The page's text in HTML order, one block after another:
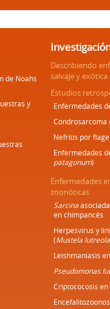
de Noahs
y
Describiendo
salvaje y exótica
Estudios
Enfermedades
Condrosarcoma
Nefritis por
Enfermedades
patagonum)
Enfermedades
zoonóticas
Sarcina
en chimpancés
Herpesvirus y
(Mustela lutreola
Leishmaniasis
Pseudomonas
Criptococosis